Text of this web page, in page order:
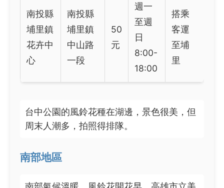
南投縣
埔里鎮
花卉中
心
南投縣
埔里鎮
中山路
一段
50
元
週一
至週
日
8:00-
18:00
搭乘
客運
至埔
里
台中公園的風鈴花種在湖邊，景色很美，但
周末人潮多，拍照得排隊。
南部地區